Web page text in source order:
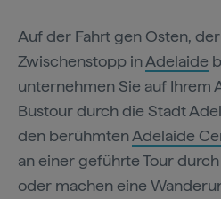
Auf der Fahrt gen Osten,
Zwischenstopp inAdelaide
unternehmen Sie auf Ihrem
Bustour durch die Stadt
den berühmtenAdelaide
an einer geführte Tour
oder machen eine